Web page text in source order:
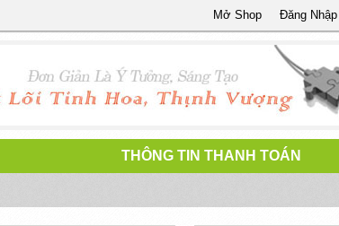
Đăng Nhập
Mở Shop
THÔNG TIN THANH TOÁN